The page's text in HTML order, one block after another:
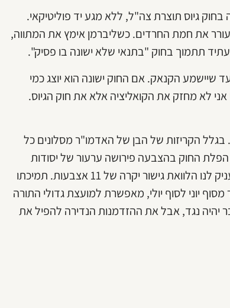
גיוס תוצרת צה"ל, ללא מגע יד פוליטיקאי.
את חמת החרדים. כשליברמן אימץ את המתווה,
תתמוך בחוק "בתנאי שלא ישונה בו פסיק".
שיישמע הקנאק. אם החוק ישונה הוא יוצג כמי
לא מחזק את הקואליציה אלא את חוק הגיוס.
בגלל הקריזות של הבן של האדמו"ר מסלונים כל
הפלת החוק בהצבעה פירושה ערעור של יסודות
הקואליציה. והנה בא האביר על הסוס הלבן, יאיר לפיד, ומעניק לנו הלוואת גישור יקרה של 11 אצבעות. תמיכתו
יוני לסוף יולי, מאפשרת למועצת גדולי התורה
יהיה נגד, אבל את ההזדמנות הנדירה להפיל את